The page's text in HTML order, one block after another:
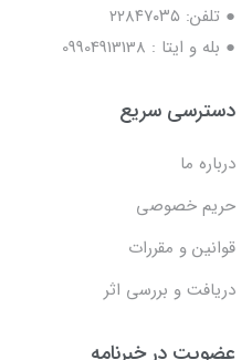
● تلفن: ٢٢٨۴٧۰۳۵
● بله و ایتا : 09904913138
دسترسی سریع
درباره ما
حریم خصوصی
قوانین و مقررات
دریافت و بررسی اثر
عضویت در خبرنامه